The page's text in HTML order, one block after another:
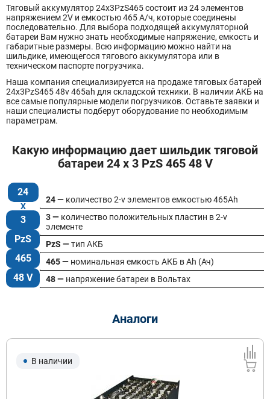
Тяговый аккумулятор 24x3PzS465 состоит из 24 элементов
напряжением 2V и емкостью 465 А/ч, которые соединены
последовательно. Для выбора подходящей аккумуляторной
батареи Вам нужно знать необходимые напряжение, емкость и
габаритные размеры. Всю информацию можно найти на
шильдике, имеющегося тягового аккумулятора или в
техническом паспорте погрузчика.
Наша компания специализируется на продаже тяговых батарей
24х3PzS465 48v 465ah для складской техники. В наличии АКБ на
все самые популярные модели погрузчиков. Оставьте заявки и
наши специалисты подберут оборудование по необходимым
параметрам.
Какую информацию дает шильдик тяговой
батареи 24 x 3 PzS 465 48 V
24
3
PzS
465
48 V
24 — количество 2-v элементов емкостью 465Ah
48 — напряжение батареи в Вольтах
3 — количество положительных пластин в 2-v
элементе
465 — номинальная емкость АКБ в Ah (Ач)
PzS —тип АКБ
Аналоги
В наличии